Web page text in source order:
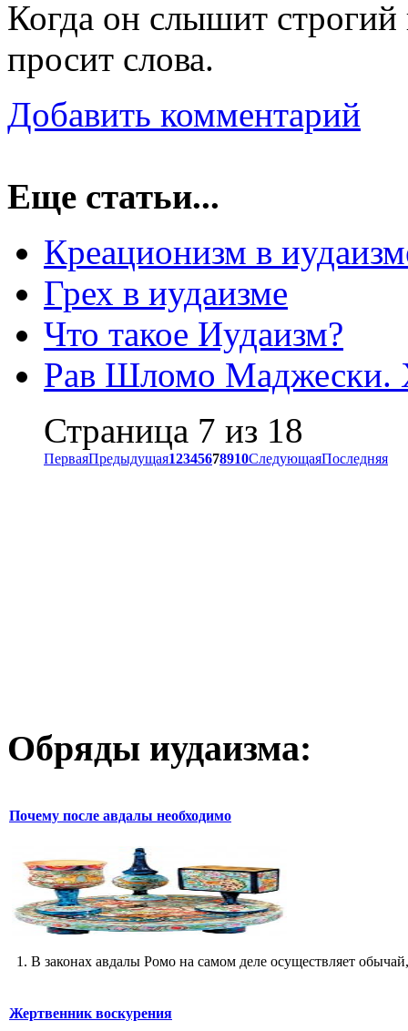
Когда он слышит строгий
просит слова.
Добавить комментарий
Еще статьи...
Креационизм в
Грех в иудаизме
Что такое Иудаизм?
Рав Шломо Маджески.
Страница 7 из 18
ПерваяПредыдущая12345678910СледующаяПоследняя
Обряды иудаизма:
Почему после авдалы необходимо
1. В законах авдалы Ромо на самом деле осуществляет
Жертвенник воскурения